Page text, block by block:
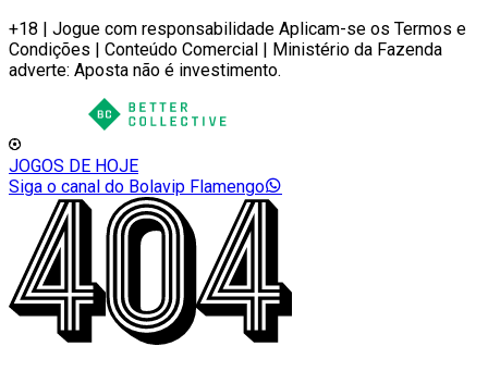
+18 | Jogue com responsabilidade Aplicam-se os Termos e
Condições | Conteúdo Comercial | Ministério da Fazenda
adverte: Aposta não é investimento.
JOGOS DE HOJE
Siga o canal do Bolavip Flamengo